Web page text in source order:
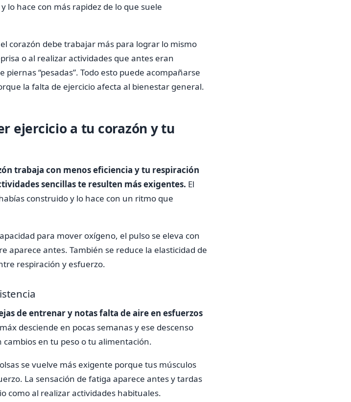
hace con más rapidez de lo que suele
corazón debe trabajar más para lograr lo mismo
o al realizar actividades que antes eran
“pesadas”. Todo esto puede acompañarse
la falta de ejercicio afecta al bienestar general.
ejercicio a tu corazón y tu
trabaja con menos eficiencia y tu respiración
sencillas te resulten más exigentes. El
construido y lo hace con un ritmo que
para mover oxígeno, el pulso se eleva con
aparece antes. También se reduce la elasticidad de
respiración y esfuerzo.
de entrenar y notas falta de aire en esfuerzos
máx desciende en pocas semanas y ese descenso
en tu peso o tu alimentación.
se vuelve más exigente porque tus músculos
La sensación de fatiga aparece antes y tardas
como al realizar actividades habituales.